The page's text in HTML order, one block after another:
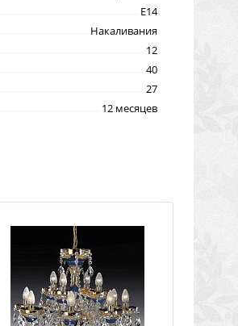
E14
Накаливания
12
40
27
12 месяцев